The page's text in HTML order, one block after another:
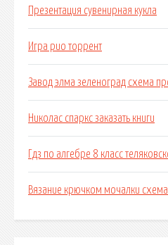
Презентация сувенирная кукла
Игра рио торрент
Завод элма зеленоград схема
Николас спаркс заказать книги
Гдз по алгебре 8 класс
Вязание крючком мочалки